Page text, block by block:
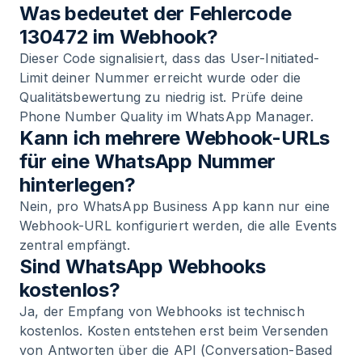
Was bedeutet der Fehlercode
130472 im Webhook?
Dieser Code signalisiert, dass das User-Initiated-
Limit deiner Nummer erreicht wurde oder die
Qualitätsbewertung zu niedrig ist. Prüfe deine
Phone Number Quality im WhatsApp Manager.
Kann ich mehrere Webhook-URLs
für eine WhatsApp Nummer
hinterlegen?
Nein, pro WhatsApp Business App kann nur eine
Webhook-URL konfiguriert werden, die alle Events
zentral empfängt.
Sind WhatsApp Webhooks
kostenlos?
Ja, der Empfang von Webhooks ist technisch
kostenlos. Kosten entstehen erst beim Versenden
von Antworten über die API (Conversation-Based